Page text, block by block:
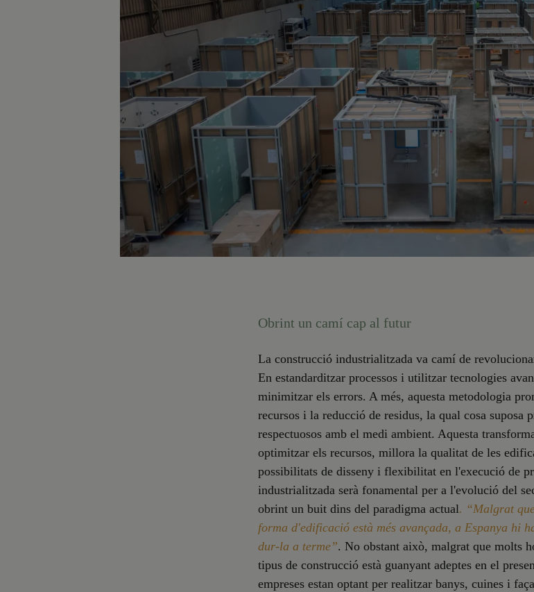
Obrint un camí cap al futur
La construcció industrialitzada va camí de
En estandarditzar processos i utilitzar tecnologies
minimitzar els errors. A més, aquesta metodologia
recursos i la reducció de residus, la qual cosa suposa
respectuosos amb el medi ambient. Aquesta
optimitzar els recursos, millora la qualitat de les
possibilitats de disseny i flexibilitat en l'execució de
industrialitzada serà fonamental per a l'evolució del
obrint un buit dins del paradigma actual. “Malgrat
forma d'edificació està més avançada, a Espanya hi
dur-la a terme”. No obstant això, malgrat que molts
tipus de construcció està guanyant adeptes en el
empreses estan optant per realitzar banys, cuines i